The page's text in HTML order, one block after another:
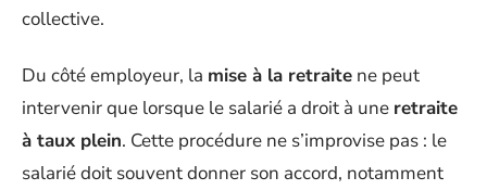
collective.
Du côté employeur, la mise à la retraite ne peut
intervenir que lorsque le salarié a droit à une retraite
à taux plein. Cette procédure ne s’improvise pas : le
salarié doit souvent donner son accord, notamment